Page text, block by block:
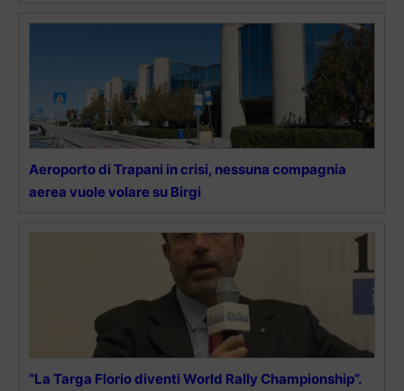
Aeroporto di Trapani in crisi, nessuna compagnia
aerea vuole volare su Birgi
“La Targa Florio diventi World Rally Championship”.